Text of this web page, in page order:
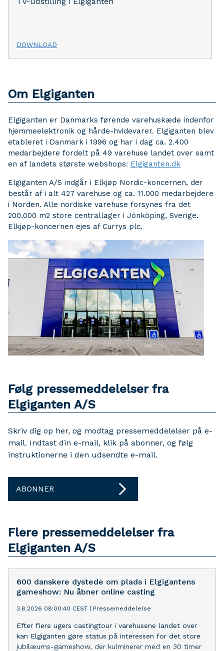
DOWNLOAD
Om Elgiganten
Elgiganten er Danmarks førende varehuskæde indenfor
hjemmeelektronik og hårde-hvidevarer. Elgiganten blev
etableret i Danmark i 1996 og har i dag ca. 2.400
medarbejdere fordelt på 49 varehuse landet over samt
en af landets største webshops: Elgiganten.dk
Elgiganten A/S indgår i Elkjøp Nordic-koncernen, der
består af i alt 427 varehuse og ca. 11.000 medarbejdere
i Norden. Alle nordiske varehuse forsynes fra det
200.000 m2 store centrallager i Jönköping, Sverige.
Elkjøp-koncernen ejes af Currys plc.
Følg pressemeddelelser fra
Elgiganten A/S
Skriv dig op her, og modtag pressemeddelelser på e-
mail. Indtast din e-mail, klik på abonner, og følg
instruktionerne i den udsendte e-mail.
ABONNER
Flere pressemeddelelser fra
Elgiganten A/S
600 danskere dystede om plads i Elgigantens
gameshow: Nu åbner online casting
3.8.2026 08:00:40 CEST | Pressemeddelelse
Efter flere ugers castingtour i varehusene landet over
kan Elgiganten gøre status på interessen for det store
jubilæums-gameshow, der kulminerer med en 30 timer